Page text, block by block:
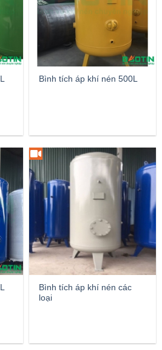
Bình tích áp khí nén 500L
Bình tích áp khí nén các
loại